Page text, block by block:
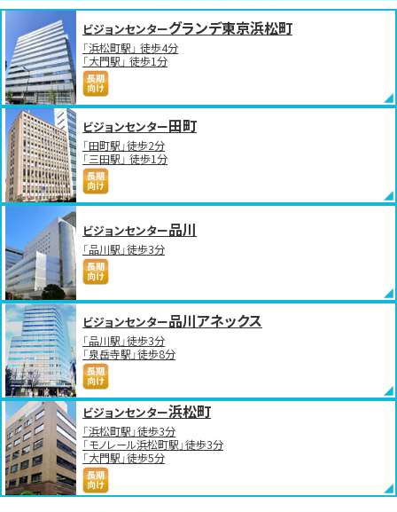
ビジョンセンターグランデ東京浜松町
「浜松町駅」 徒歩4分
「大門駅」 徒歩1分
ビジョンセンター田町
「田町駅」徒歩2分
「三田駅」 徒歩1分
ビジョンセンター品川
「品川駅」徒歩3分
ビジョンセンター品川アネックス
「品川駅」徒歩3分
「泉岳寺駅」徒歩8分
ビジョンセンター浜松町
「浜松町駅」徒歩3分
「モノレール浜松町駅」徒歩3分
「大門駅」徒歩5分